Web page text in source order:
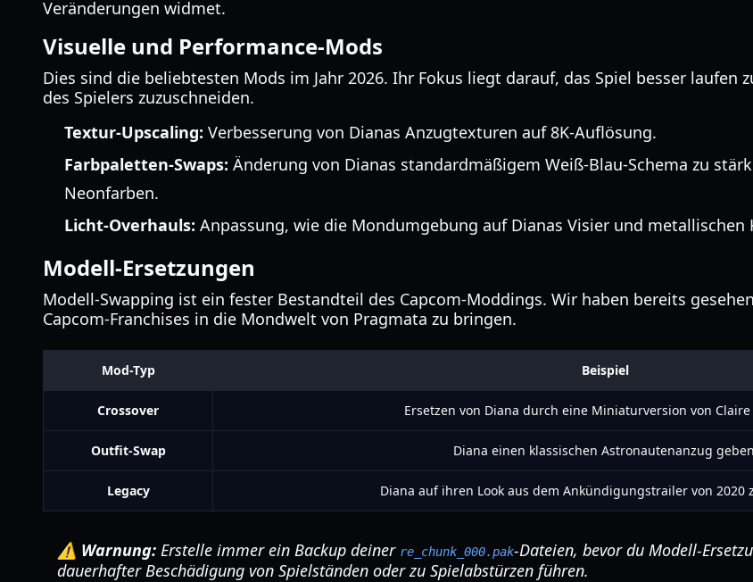
Veränderungen widmet.
Visuelle und Performance-Mods
Dies sind die beliebtesten Mods im Jahr 2026. Ihr Fokus liegt darauf, das Spiel besser
des Spielers zuzuschneiden.
Textur-Upscaling: Verbesserung von Dianas Anzugtexturen auf 8K-Auflösung.
Farbpaletten-Swaps: Änderung von Dianas standardmäßigem Weiß-Blau-Schema zu
Neonfarben.
Licht-Overhauls: Anpassung, wie die Mondumgebung auf Dianas Visier und
Modell-Ersetzungen
Modell-Swapping ist ein fester Bestandteil des Capcom-Moddings. Wir haben bereits
Capcom-Franchises in die Mondwelt von Pragmata zu bringen.
Mod-Typ Beispiel
Crossover Ersetzen von Diana durch eine Miniaturversion von Claire
Outfit-Swap Diana einen klassischen Astronautenanzug
Legacy Diana auf ihren Look aus dem Ankündigungstrailer von 2020
⚠️ Warnung: Erstelle immer ein Backup deiner re_chunk_000.pak-Dateien, bevor du Modell-
dauerhafter Beschädigung von Spielständen oder zu Spielabstürzen führen.